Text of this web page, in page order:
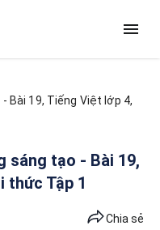
Bài 19, Tiếng Việt lớp 4,
sáng tạo - Bài 19,
thức Tập 1
Chia sẻ